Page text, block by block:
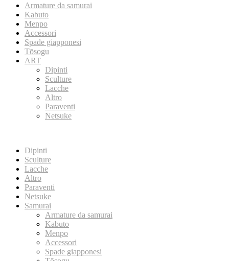
Armature da samurai
Kabuto
Menpo
Accessori
Spade giapponesi
Tōsogu
ART
Dipinti
Sculture
Lacche
Altro
Paraventi
Netsuke
Dipinti
Sculture
Lacche
Altro
Paraventi
Netsuke
Samurai
Armature da samurai
Kabuto
Menpo
Accessori
Spade giapponesi